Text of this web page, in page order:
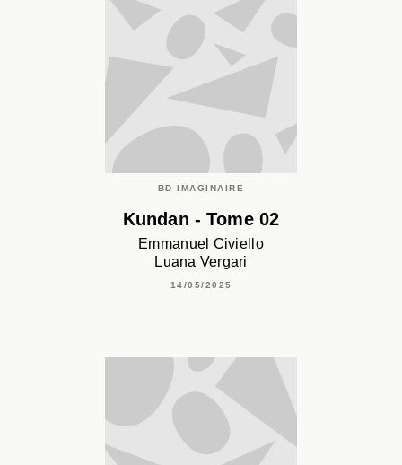
BD IMAGINAIRE
Kundan - Tome 02
Emmanuel Civiello
Luana Vergari
14/05/2025